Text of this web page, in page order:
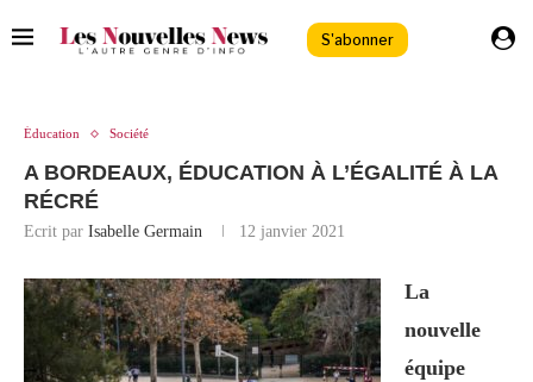
S'abonner
Éducation Société
A BORDEAUX, ÉDUCATION À L’ÉGALITÉ À LA
RÉCRÉ
Ecrit par Isabelle Germain 12 janvier 2021
La
nouvelle
équipe